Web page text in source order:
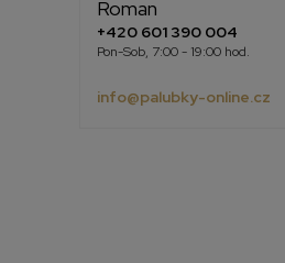
Roman
+420 601 390 004
Pon-Sob, 7:00 - 19:00 hod.
info@palubky-online.cz